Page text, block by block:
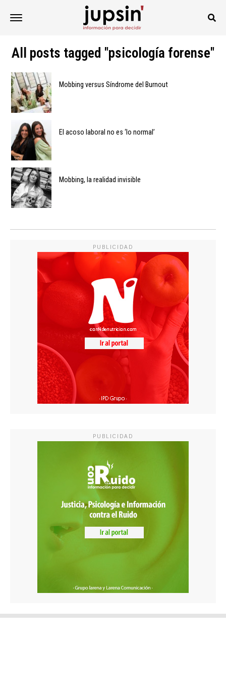
All posts tagged "psicología forense"
Mobbing versus Síndrome del Burnout
El acoso laboral no es ‘lo normal’
Mobbing, la realidad invisible
PUBLICIDAD
PUBLICIDAD